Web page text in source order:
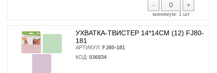
- +
минимум: 1 шт
УХВАТКА-ТВИСТЕР 14*14СМ (12) FJ80-
181
АРТИКУЛ: FJ80-181
КОД: 036934